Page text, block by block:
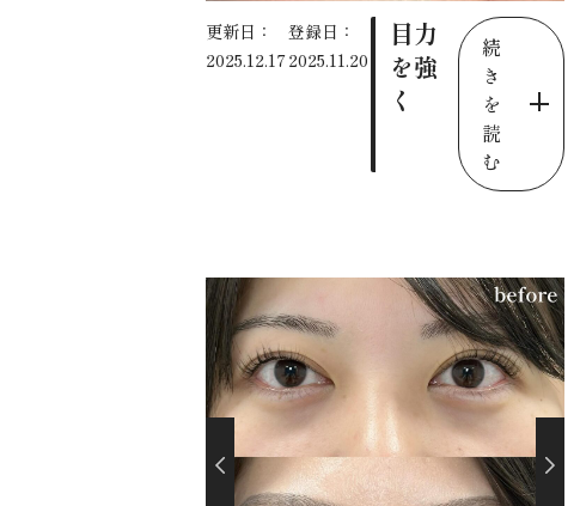
更新日：
2025.12.17
登録日：
2025.11.20
目力
を強
く
続
き
を
読
む